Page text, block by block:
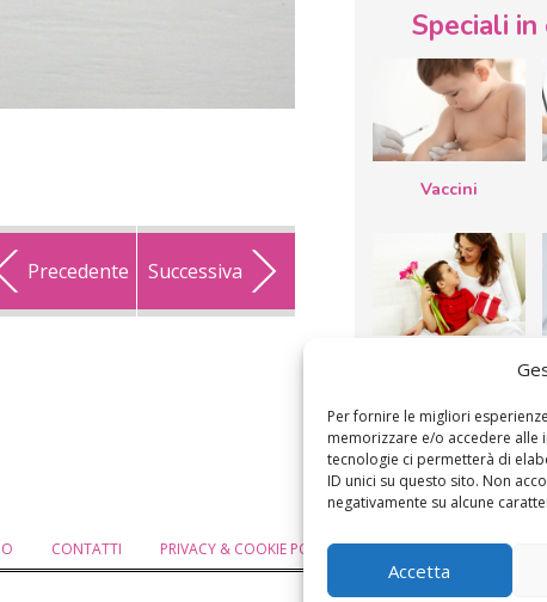
Per fornire le migliori
memorizzare e/o accedere alle
tecnologie ci permetterà di
ID unici su questo sito. Non
negativamente su alcune
Accetta
Precedente Successiva
Speciali in
Vaccini
mamma: lavoretti,
filastrocche
CONTATTI PRIVACY & COOKIE POLICY MODIFICA IL CONSENSO